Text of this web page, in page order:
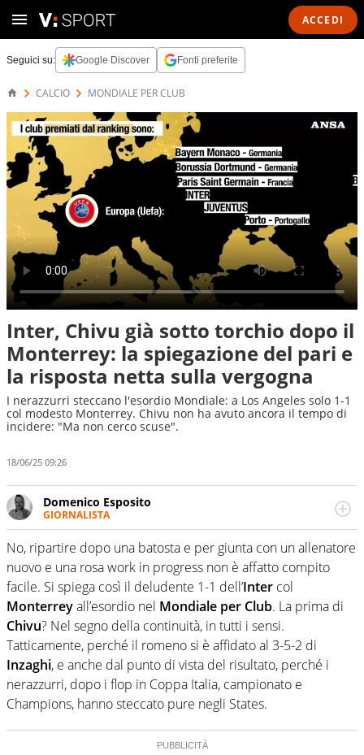
ACCEDI
Seguici su: Google Discover Fonti preferite
CALCIO MONDIALE PER CLUB
Inter, Chivu già sotto torchio dopo il
Monterrey: la spiegazione del pari e
la risposta netta sulla vergogna
I nerazzurri steccano l'esordio Mondiale: a Los Angeles solo 1-1
col modesto Monterrey. Chivu non ha avuto ancora il tempo di
incidere: "Ma non cerco scuse".
18/06/25 09:26
Domenico Esposito
GIORNALISTA
Da vent’anni in campo e sul campo per vivere ogni evento
in tutte le sue sfaccettature. Passione smisurata per il
calcio e per la sfera di cuoio. Il pallone è una cosa
serissima, guai a dirgli di no
No, ripartire dopo una batosta e per giunta con un allenatore
nuovo e una rosa work in progress non è affatto compito
facile. Si spiega così il deludente 1-1 dell’Inter col
Monterreyall’esordio nel Mondiale per Club. La prima di
Chivu? Nel segno della continuità, in tutti i sensi.
Tatticamente, perché il romeno si è affidato al 3-5-2 di
Inzaghi, e anche dal punto di vista del risultato, perché i
nerazzurri, dopo i flop in Coppa Italia, campionato e
Champions, hanno steccato pure negli States.